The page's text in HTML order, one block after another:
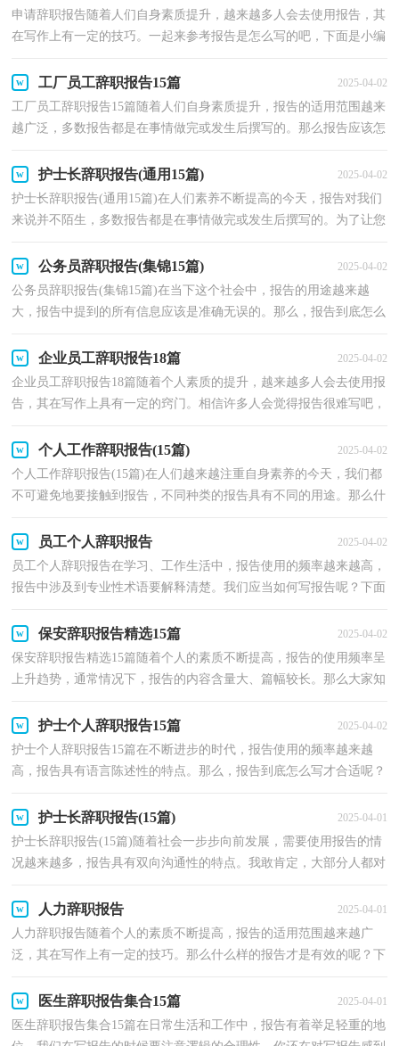
申请辞职报告随着人们自身素质提升，越来越多人会去使用报告，其
在写作上有一定的技巧。一起来参考报告是怎么写的吧，下面是小编
工厂员工辞职报告15篇 2025-04-02
工厂员工辞职报告15篇随着人们自身素质提升，报告的适用范围越来
越广泛，多数报告都是在事情做完或发生后撰写的。那么报告应该怎
护士长辞职报告(通用15篇) 2025-04-02
护士长辞职报告(通用15篇)在人们素养不断提高的今天，报告对我们
来说并不陌生，多数报告都是在事情做完或发生后撰写的。为了让您
公务员辞职报告(集锦15篇) 2025-04-02
公务员辞职报告(集锦15篇)在当下这个社会中，报告的用途越来越
大，报告中提到的所有信息应该是准确无误的。那么，报告到底怎么
企业员工辞职报告18篇 2025-04-02
企业员工辞职报告18篇随着个人素质的提升，越来越多人会去使用报
告，其在写作上具有一定的窍门。相信许多人会觉得报告很难写吧，
个人工作辞职报告(15篇) 2025-04-02
个人工作辞职报告(15篇)在人们越来越注重自身素养的今天，我们都
不可避免地要接触到报告，不同种类的报告具有不同的用途。那么什
员工个人辞职报告 2025-04-02
员工个人辞职报告在学习、工作生活中，报告使用的频率越来越高，
报告中涉及到专业性术语要解释清楚。我们应当如何写报告呢？下面
保安辞职报告精选15篇 2025-04-02
保安辞职报告精选15篇随着个人的素质不断提高，报告的使用频率呈
上升趋势，通常情况下，报告的内容含量大、篇幅较长。那么大家知
护士个人辞职报告15篇 2025-04-02
护士个人辞职报告15篇在不断进步的时代，报告使用的频率越来越
高，报告具有语言陈述性的特点。那么，报告到底怎么写才合适呢？
护士长辞职报告(15篇) 2025-04-01
护士长辞职报告(15篇)随着社会一步步向前发展，需要使用报告的情
况越来越多，报告具有双向沟通性的特点。我敢肯定，大部分人都对
人力辞职报告 2025-04-01
人力辞职报告随着个人的素质不断提高，报告的适用范围越来越广
泛，其在写作上有一定的技巧。那么什么样的报告才是有效的呢？下
医生辞职报告集合15篇 2025-04-01
医生辞职报告集合15篇在日常生活和工作中，报告有着举足轻重的地